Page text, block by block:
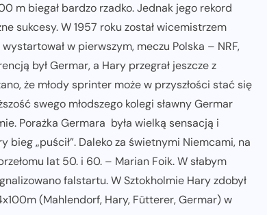
m biegał bardzo rzadko. Jednak jego rekord
sukcesy. W 1957 roku został wicemistrzem
w pierwszym, meczu Polska – NRF,
był Germar, a Hary przegrał jeszcze z
że młody sprinter może w przyszłości stać się
swego młodszego kolegi sławny Germar
Porażka Germara była wielką sensacją i
„puścił”. Daleko za świetnymi Niemcami, na
lat 50. i 60. – Marian Foik. W słabym
falstartu. W Sztokholmie Hary zdobył
(Mahlendorf, Hary, Fütterer, Germar) w